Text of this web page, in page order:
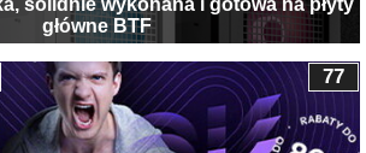
główne BTF
77